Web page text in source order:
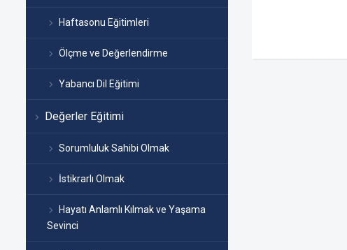
Haftasonu Eğitimleri
Ölçme ve Değerlendirme
Yabancı Dil Eğitimi
Değerler Eğitimi
Sorumluluk Sahibi Olmak
İstikrarlı Olmak
Hayatı Anlamlı Kılmak ve Yaşama
Sevinci